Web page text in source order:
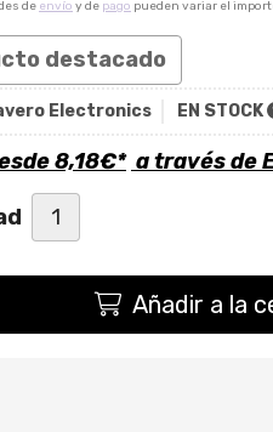
de envío y de pago pueden variar el
destacado
Electronics EN STOCK
8,18€* a través de
Añadir a la